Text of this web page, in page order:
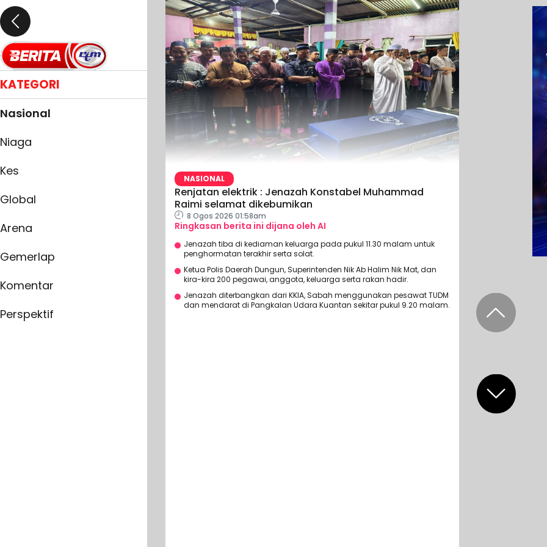
KATEGORI
Nasional
Niaga
Kes
Global
Arena
Gemerlap
Komentar
Perspektif
NASIONAL
Renjatan elektrik : Jenazah Konstabel Muhammad
Raimi selamat dikebumikan
8 Ogos 2026 01:58am
Ringkasan berita ini dijana oleh AI
Jenazah tiba di kediaman keluarga pada pukul 11.30 malam untuk
penghormatan terakhir serta solat.
Ketua Polis Daerah Dungun, Superintenden Nik Ab Halim Nik Mat, dan
kira-kira 200 pegawai, anggota, keluarga serta rakan hadir.
Jenazah diterbangkan dari KKIA, Sabah menggunakan pesawat TUDM
dan mendarat di Pangkalan Udara Kuantan sekitar pukul 9.20 malam.